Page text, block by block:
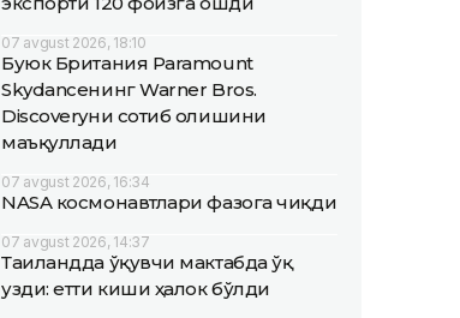
07 avgust 2026, 18:10
Буюк Британия Paramount
Skydanceнинг Warner Bros.
Discoveryни сотиб олишини
маъқуллади
07 avgust 2026, 16:34
NASA космонавтлари фазога чиқди
07 avgust 2026, 14:37
Таиландда ўқувчи мактабда ўқ
узди: етти киши ҳалок бўлди